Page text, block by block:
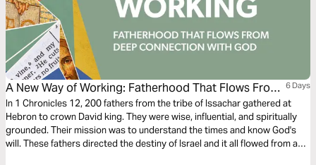
A New Way of Working: Fatherhood That Flows From
Deep Connection With God
6 Days
In 1 Chronicles 12, 200 fathers from the tribe of Issachar gathered at
Hebron to crown David king. They were wise, influential, and spiritually
grounded. Their mission was to understand the times and know God's
will. These fathers directed the destiny of Israel and it all flowed from a